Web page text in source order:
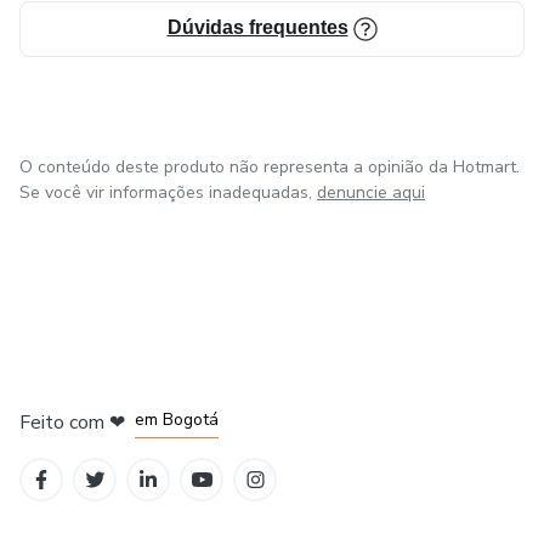
✔️ Para quem quer aprender a utilizar ervas e cristais no dia
energético
Dúvidas frequentes
O conteúdo deste produto não representa a opinião da Hotmart.
Se você vir informações inadequadas, denuncie aqui
Feito com ❤ em Bogotá